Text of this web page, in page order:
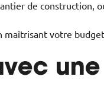
de construction,
maîtrisant votre